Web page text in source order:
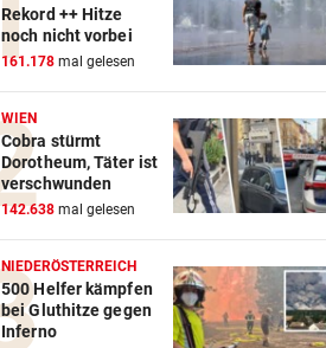
Rekord ++ Hitze
noch nicht vorbei
161.178 mal gelesen
WIEN
Cobra stürmt
Dorotheum, Täter ist
verschwunden
142.638 mal gelesen
NIEDERÖSTERREICH
500 Helfer kämpfen
bei Gluthitze gegen
Inferno